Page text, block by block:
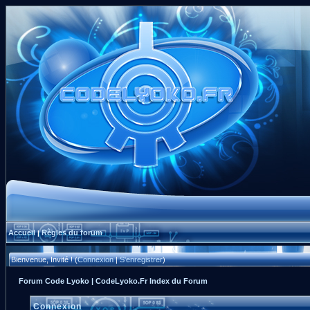
Accueil|Règles du forum
Bienvenue, Invité ! (Connexion|S'enregistrer)
Forum Code Lyoko | CodeLyoko.Fr Index du Forum
Connexion